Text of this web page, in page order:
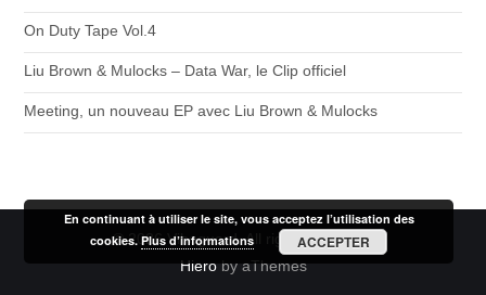
On Duty Tape Vol.4
Liu Brown & Mulocks – Data War, le Clip officiel
Meeting, un nouveau EP avec Liu Brown & Mulocks
© 2026 Vibeguard. All rights reserved.
Hieroby aThemes
En continuant à utiliser le site, vous acceptez l’utilisation des
cookies.Plus d’informations ACCEPTER